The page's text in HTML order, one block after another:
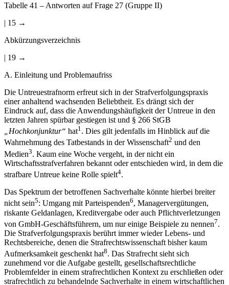
Tabelle 41 – Antworten auf Frage 27 (Gruppe II)
| 15 →
Abkürzungsverzeichnis
| 19 →
A. Einleitung und Problemaufriss
Die Untreuestrafnorm erfreut sich in der Strafverfolgungspraxis
einer anhaltend wachsenden Beliebtheit. Es drängt sich der
Eindruck auf, dass die Anwendungshäufigkeit der Untreue in den
letzten Jahren spürbar gestiegen ist und § 266 StGB
„Hochkonjunktur“ hat1 . Dies gilt jedenfalls im Hinblick auf die
Wahrnehmung des Tatbestands in der Wissenschaft2 und den
Medien3. Kaum eine Woche vergeht, in der nicht ein
Wirtschaftsstrafverfahren bekannt oder entschieden wird, in dem die
strafbare Untreue keine Rolle spielt4.
Das Spektrum der betroffenen Sachverhalte könnte hierbei breiter
nicht sein5: Umgang mit Parteispenden6, Managervergütungen,
riskante Geldanlagen, Kreditvergabe oder auch Pflichtverletzungen
von GmbH-Geschäftsführern, um nur einige Beispiele zu nennen7.
Die Strafverfolgungspraxis berührt immer wieder Lebens- und
Rechtsbereiche, denen die Strafrechtswissenschaft bisher kaum
Aufmerksamkeit geschenkt hat8. Das Strafrecht sieht sich
zunehmend vor die Aufgabe gestellt, gesellschaftsrechtliche
Problemfelder in einem strafrechtlichen Kontext zu erschließen oder
strafrechtlich zu behandelnde Sachverhalte in einem wirtschaftlichen